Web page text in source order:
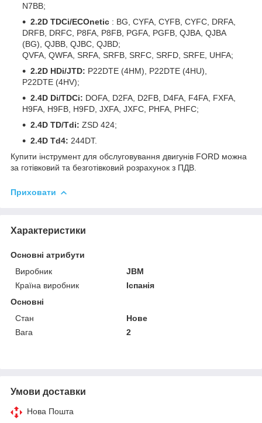
N7BB;
2.2D TDCi/ECOnetic : BG, CYFA, CYFB, CYFC, DRFA,
DRFB, DRFC, P8FA, P8FB, PGFA, PGFB, QJBA, QJBA
(BG), QJBB, QJBC, QJBD;
QVFA, QWFA, SRFA, SRFB, SRFC, SRFD, SRFE, UHFA;
2.2D HDi/JTD: P22DTE (4HM), P22DTE (4HU),
P22DTE (4HV);
2.4D Di/TDCi: DOFA, D2FA, D2FB, D4FA, F4FA, FXFA,
H9FA, H9FB, H9FD, JXFA, JXFC, PHFA, PHFC;
2.4D TD/Tdi: ZSD 424;
2.4D Td4: 244DT.
Купити інструмент для обслуговування двигунів FORD можна
за готівковий та безготівковий розрахунок з ПДВ.
Приховати
Характеристики
Основні атрибути
Виробник
JBM
Країна виробник
Іспанія
Основні
Стан
Нове
Вага
2
Умови доставки
Нова Пошта